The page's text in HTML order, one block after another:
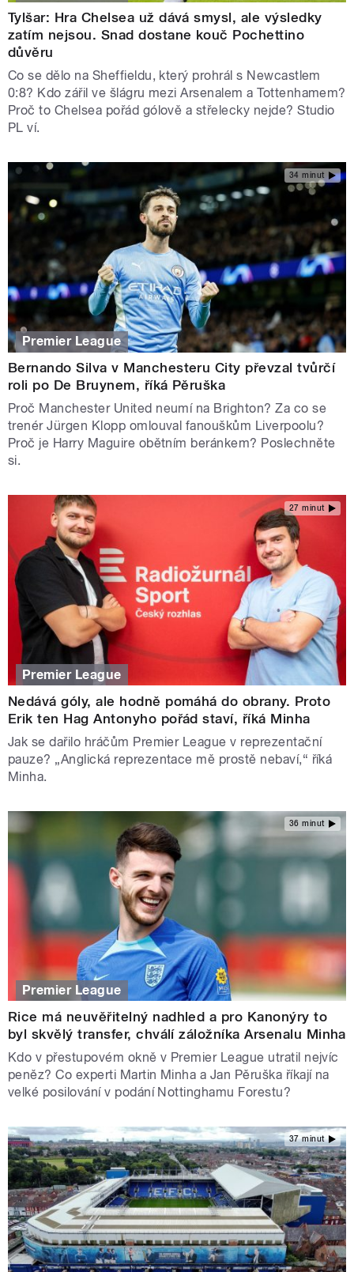
Tylšar: Hra Chelsea už dává smysl, ale výsledky
zatím nejsou. Snad dostane kouč Pochettino
důvěru
Co se dělo na Sheffieldu, který prohrál s Newcastlem
0:8? Kdo zářil ve šlágru mezi Arsenalem a Tottenhamem?
Proč to Chelsea pořád gólově a střelecky nejde? Studio
PL ví.
34 minut
Premier League
Bernando Silva v Manchesteru City převzal tvůrčí
roli po De Bruynem, říká Pěruška
Proč Manchester United neumí na Brighton? Za co se
trenér Jürgen Klopp omlouval fanouškům Liverpoolu?
Proč je Harry Maguire obětním beránkem? Poslechněte
si.
27 minut
Premier League
Nedává góly, ale hodně pomáhá do obrany. Proto
Erik ten Hag Antonyho pořád staví, říká Minha
Jak se dařilo hráčům Premier League v reprezentační
pauze? „Anglická reprezentace mě prostě nebaví,“ říká
Minha.
36 minut
Premier League
Rice má neuvěřitelný nadhled a pro Kanonýry to
byl skvělý transfer, chválí záložníka Arsenalu Minha
Kdo v přestupovém okně v Premier League utratil nejvíc
peněz? Co experti Martin Minha a Jan Pěruška říkají na
velké posilování v podání Nottinghamu Forestu?
37 minut